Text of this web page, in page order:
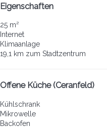
Eigenschaften
25 m²
Internet
Klimaanlage
19,1 km zum Stadtzentrum
Offene Küche (Ceranfeld)
Kühlschrank
Mikrowelle
Backofen